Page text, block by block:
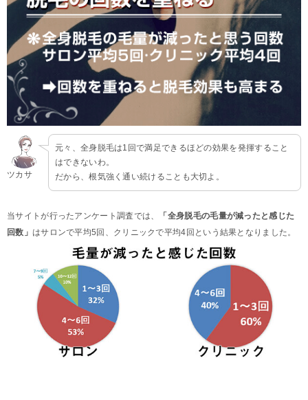
ツカサ
元々、全身脱毛は1回で満足できるほどの効果を発揮すること
はできないわ。
だから、根気強く通い続けることも大切よ。
当サイトが行ったアンケート調査では、
「全身脱毛の毛量が減ったと感じた
回数」 はサロンで平均5回、クリニックで平均4回という結果となりました。